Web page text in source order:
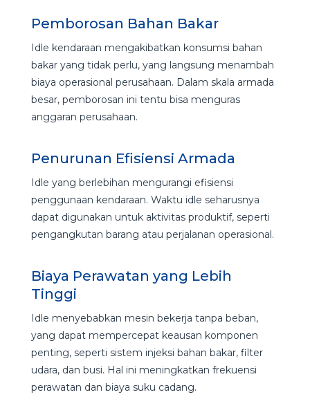
Pemborosan Bahan Bakar
Idle kendaraan mengakibatkan konsumsi bahan
bakar yang tidak perlu, yang langsung menambah
biaya operasional perusahaan. Dalam skala armada
besar, pemborosan ini tentu bisa menguras
anggaran perusahaan.
Penurunan Efisiensi Armada
Idle yang berlebihan mengurangi efisiensi
penggunaan kendaraan. Waktu idle seharusnya
dapat digunakan untuk aktivitas produktif, seperti
pengangkutan barang atau perjalanan operasional.
Biaya Perawatan yang Lebih
Tinggi
Idle menyebabkan mesin bekerja tanpa beban,
yang dapat mempercepat keausan komponen
penting, seperti sistem injeksi bahan bakar, filter
udara, dan busi. Hal ini meningkatkan frekuensi
perawatan dan biaya suku cadang.